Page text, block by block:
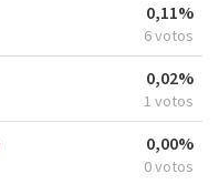
0,11%
6 votos
0,02%
1 votos
0,00%
0 votos